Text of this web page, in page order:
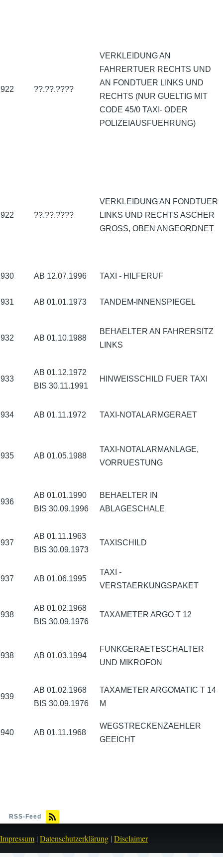
922 ??.??.????
VERKLEIDUNG AN
FAHRERTUER RECHTS UND
AN FONDTUER LINKS UND
RECHTS (NUR GUELTIG MIT
CODE 45/0 TAXI- ODER
POLIZEIAUSFUEHRUNG)
922 ??.??.????
VERKLEIDUNG AN FONDTUER
LINKS UND RECHTS ASCHER
GROSS, OBEN ANGEORDNET
930 AB 12.07.1996 TAXI - HILFERUF
931 AB 01.01.1973 TANDEM-INNENSPIEGEL
932 AB 01.10.1988
BEHAELTER AN FAHRERSITZ
LINKS
933
AB 01.12.1972
BIS 30.11.1991
HINWEISSCHILD FUER TAXI
934 AB 01.11.1972 TAXI-NOTALARMGERAET
935 AB 01.05.1988
TAXI-NOTALARMANLAGE,
VORRUESTUNG
936
AB 01.01.1990
BIS 30.09.1996
BEHAELTER IN
ABLAGESCHALE
937
AB 01.11.1963
BIS 30.09.1973
TAXISCHILD
937 AB 01.06.1995
TAXI -
VERSTAERKUNGSPAKET
938
AB 01.02.1968
BIS 30.09.1976
TAXAMETER ARGO T 12
938 AB 01.03.1994
FUNKGERAETESCHALTER
UND MIKROFON
939
AB 01.02.1968
BIS 30.09.1976
TAXAMETER ARGOMATIC T 14
M
940 AB 01.11.1968
WEGSTRECKENZAEHLER
GEEICHT
RSS-Feed
Impressum | Datenschutzerklärung | Disclaimer